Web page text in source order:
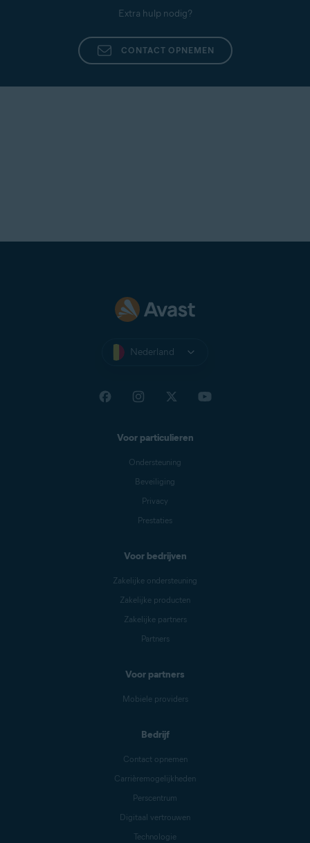
Extra hulp nodig?
CONTACT OPNEMEN
Nederland
Voor particulieren
Ondersteuning
Beveiliging
Privacy
Prestaties
Voor bedrijven
Zakelijke ondersteuning
Zakelijke producten
Zakelijke partners
Partners
Voor partners
Mobiele providers
Bedrijf
Contact opnemen
Carrièremogelijkheden
Perscentrum
Digitaal vertrouwen
Technologie